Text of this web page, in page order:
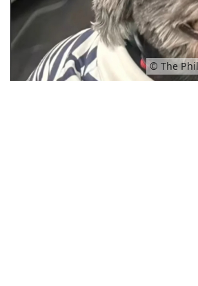
© The